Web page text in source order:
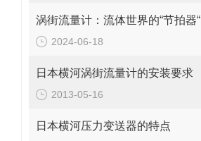
涡街流量计：流体世界的“节拍器“
2024-06-18
日本横河涡街流量计的安装要求
2013-05-16
日本横河压力变送器的特点